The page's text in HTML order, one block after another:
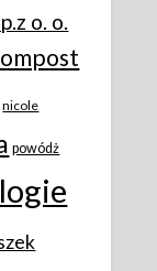
o. o.
nicole
powódż